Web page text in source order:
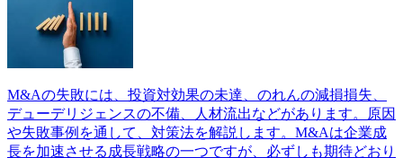
M&Aの失敗には、投資対効果の未達、のれんの減損損失、
デューデリジェンスの不備、人材流出などがあります。原因
や失敗事例を通して、対策法を解説します。M&Aは企業成
長を加速させる成長戦略の一つですが、必ずしも期待どおり